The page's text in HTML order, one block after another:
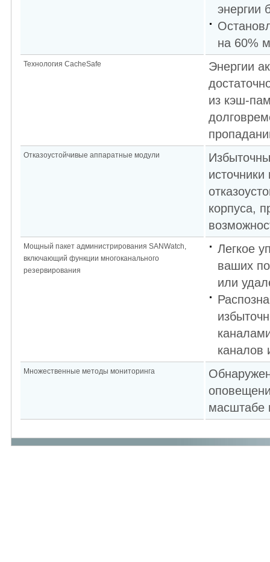
энергии
на 60%
Технология CacheSafe
Энергии
из кэш-
Отказоустойчивые аппаратные модули
корпуса,
Мощный пакет администрирования SANWatch,
включающий функции многоканального
резервирования
Легкое
ваших
или
каналов
Множественные методы мониторинга
масштабе